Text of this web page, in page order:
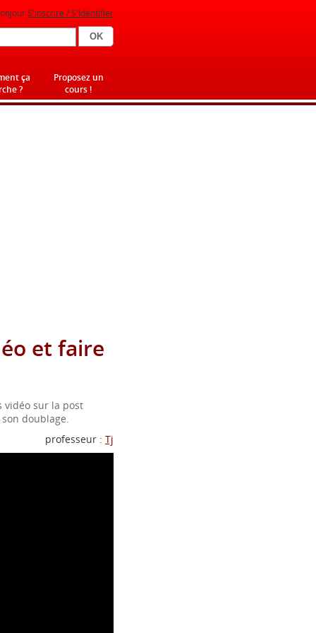
S'inscrire / S'identifier
ça
?
Proposez un
cours !
et faire
vidéo sur la post
doublage.
professeur : Tj